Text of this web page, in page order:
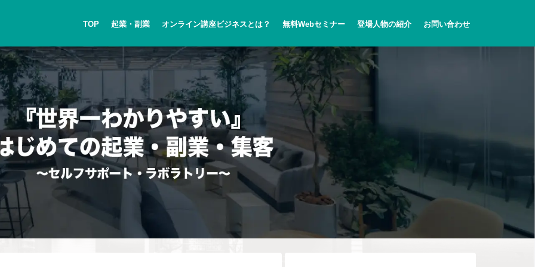
TOP 起業・副業 オンライン講座ビジネスとは？ 無料Webセミナー 登場人物の紹介 お問い合わせ